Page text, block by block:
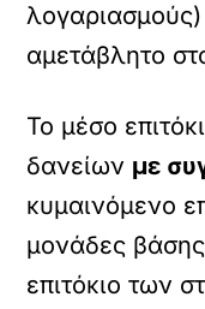
αμετάβλητο
Το μέσο
δανείων με
κυμαινόμενο
μονάδες
επιτόκιο των